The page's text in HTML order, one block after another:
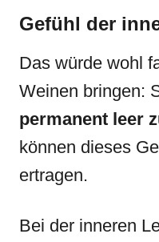
Gefühl der
Das würde wohl
Weinen bringen:
permanent leer
können dieses
ertragen.
Bei der inneren